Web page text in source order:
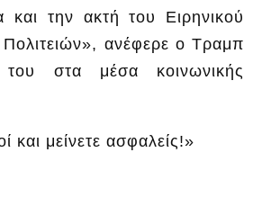
και την ακτή του Ειρηνικού
ανέφερε ο Τραμπ
στα μέσα κοινωνικής
και μείνετε ασφαλείς!»